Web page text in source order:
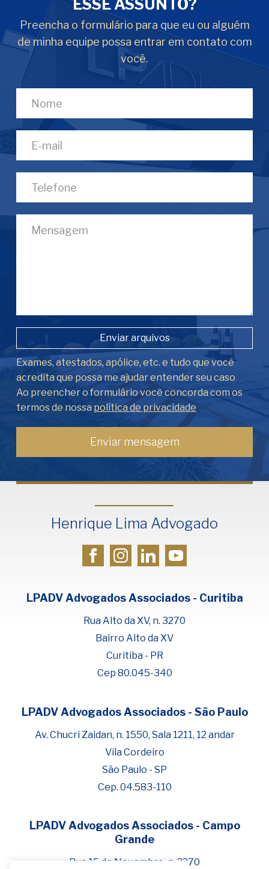
Fale com Henrique Lima
Cadastre-se para começar uma
conversa no WhatsApp
ESSE ASSUNTO?
Preencha o formulário para que eu ou alguém
de minha equipe possa entrar em contato com
você.
Enviar arquivos
Exames, atestados, apólice, etc. e tudo que você
acredita que possa me ajudar entender seu caso
Ao preencher o formulário você concorda com os
termos de nossa política de privacidade
Henrique Lima Advogado
LPADV Advogados Associados - Curitiba
Rua Alto da XV, n. 3270
Bairro Alto da XV
Curitiba - PR
Cep 80.045-340
LPADV Advogados Associados - São Paulo
Av. Chucri Zaidan, n. 1550, Sala 1211, 12 andar
Vila Cordeiro
São Paulo - SP
Cep. 04.583-110
LPADV Advogados Associados - Campo
Grande
Rua 15 de Novembro, n. 2270